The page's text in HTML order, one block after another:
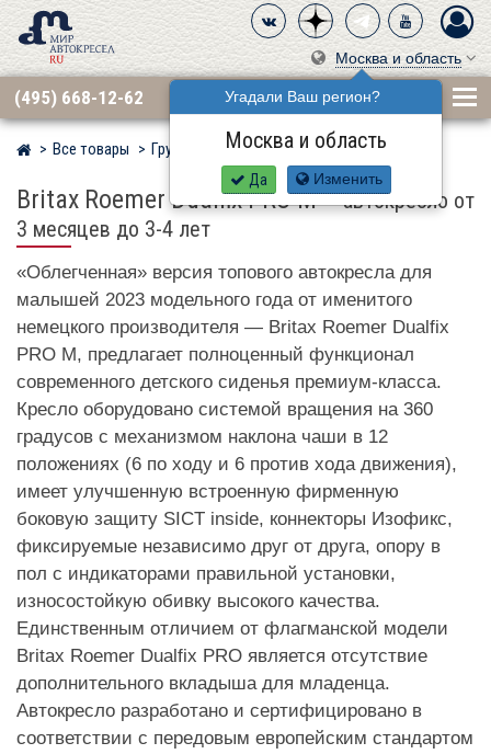
Москва и область
Угадали Ваш регион?
Москва и область
Да Изменить
(495) 668-12-62
Мир детских автокресел
Все товары Группа 0·1 (до 18 кг) BRITAX RÖMER
Britax Roemer Dualfix PRO M–автокресло от
3 месяцев до 3-4 лет
«Облегченная» версия топового автокресла для
малышей 2023 модельного года от именитого
немецкого производителя — Britax Roemer Dualfix
PRO M, предлагает полноценный функционал
современного детского сиденья премиум-класса.
Кресло оборудовано системой вращения на 360
градусов с механизмом наклона чаши в 12
положениях (6 по ходу и 6 против хода движения),
имеет улучшенную встроенную фирменную
боковую защиту SICT inside, коннекторы Изофикс,
фиксируемые независимо друг от друга, опору в
пол с индикаторами правильной установки,
износостойкую обивку высокого качества.
Единственным отличием от флагманской модели
Britax Roemer Dualfix PRO является отсутствие
дополнительного вкладыша для младенца.
Автокресло разработано и сертифицировано в
соответствии с передовым европейским стандартом